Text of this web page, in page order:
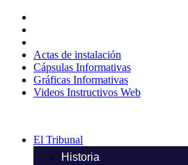
contenido
Actas de instalación
Cápsulas Informativas
Gráficas Informativas
Videos Instructivos Web
El Tribunal
Historia